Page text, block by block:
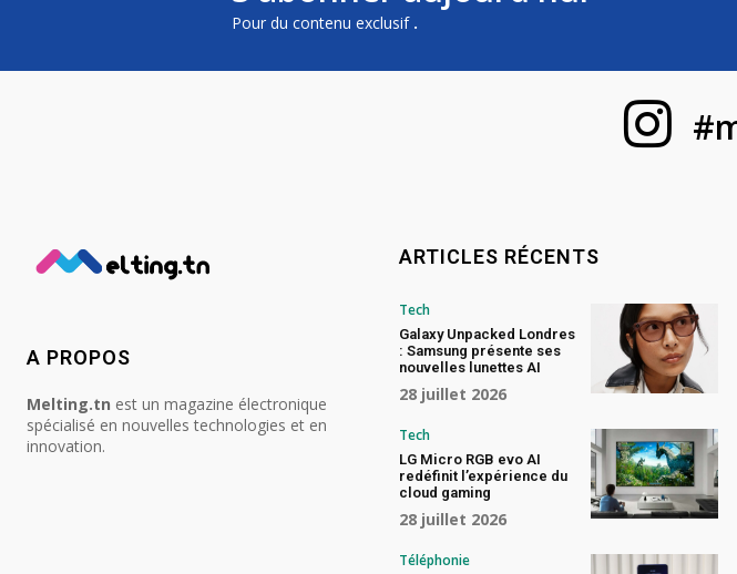
Pour du contenu exclusif .
A PROPOS
Melting.tn est un magazine électronique
spécialisé en nouvelles technologies et en
innovation.
ARTICLES RÉCENTS
Tech
Galaxy Unpacked Londres
: Samsung présente ses
nouvelles lunettes AI
28 juillet 2026
Tech
LG Micro RGB evo AI
redéfinit l’expérience du
cloud gaming
28 juillet 2026
Téléphonie